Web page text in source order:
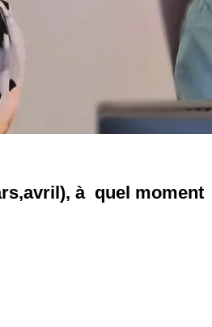
à quel moment